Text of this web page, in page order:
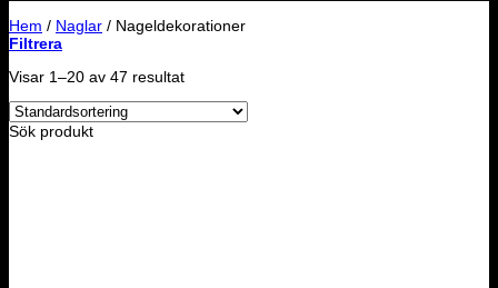
Hem / Naglar / Nageldekorationer
Filtrera
Visar 1–20 av 47 resultat
Sök produkt